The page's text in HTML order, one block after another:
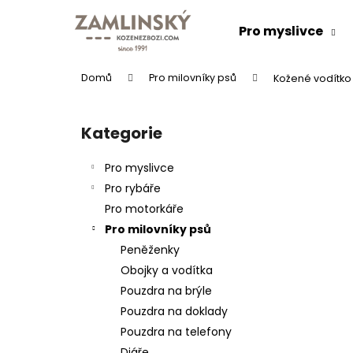
Pro myslivce
Domů Pro milovníky psů Kožené
Přeskočit
kategorie
Kategorie
Pro myslivce
Pro rybáře
Pro motorkáře
Pro milovníky psů
Peněženky
Obojky a vodítka
Pouzdra na brýle
Pouzdra na doklady
Pouzdra na telefony
obchodu
obchodu
KOŽENÝ PÁSEK "LOVU ZDAR"
634 Kč